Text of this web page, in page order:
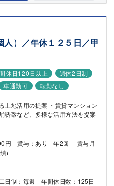
）／年休１２５日／甲
休日120日以上
週休2日制
車通勤可 転勤なし
土地活用の提案 ・賃貸マンション
誘致など、多様な活用方法を提案
円 賞与：あり 年2回 賞与月
)
日制：毎週 年間休日数：125日